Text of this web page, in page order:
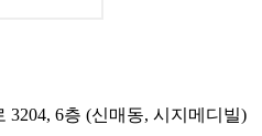
6층 (신매동, 시지메디빌)